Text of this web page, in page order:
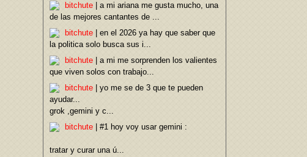
bitchute | a mi ariana me gusta mucho, una
de las mejores cantantes de ...
bitchute | en el 2026 ya hay que saber que
la politica solo busca sus i...
bitchute | a mi me sorprenden los valientes
que viven solos con trabajo...
bitchute | yo me se de 3 que te pueden
ayudar...
grok ,gemini y c...
bitchute | #1 hoy voy usar gemini :
tratar y curar una ú...